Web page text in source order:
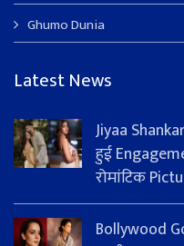
Ghumo Dunia
Latest News
Jiyaa
हुई
रोमांटिक
Bollywood